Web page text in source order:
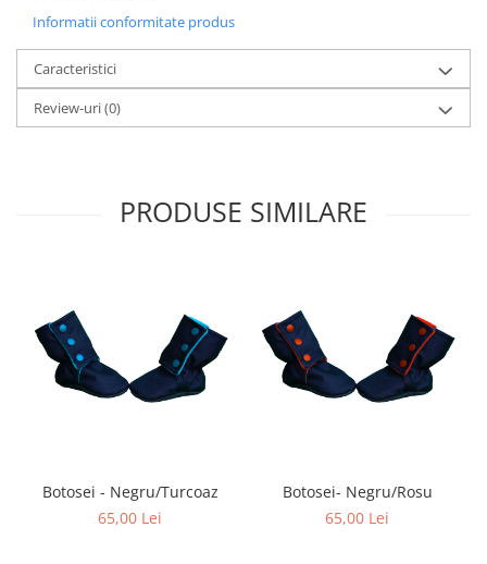
Informatii conformitate produs
Caracteristici
Review-uri(0)
PRODUSE SIMILARE
Botosei - Negru/Turcoaz
65,00 Lei
Botosei- Negru/Rosu
65,00 Lei